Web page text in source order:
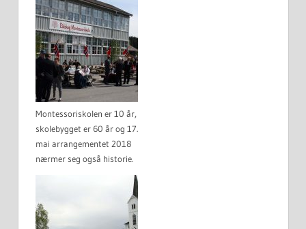
Montessoriskolen er 10 år,
skolebygget er 60 år og 17.
mai arrangementet 2018
nærmer seg også historie.